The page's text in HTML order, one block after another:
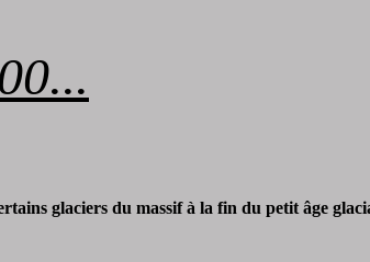
glaciers du massif à la fin du petit âge